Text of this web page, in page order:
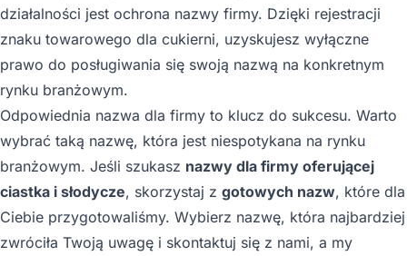
działalności jest ochrona nazwy firmy. Dzięki rejestracji
znaku towarowego dla cukierni, uzyskujesz wyłączne
prawo do posługiwania się swoją nazwą na konkretnym
rynku branżowym.
Odpowiednia nazwa dla firmy to klucz do sukcesu. Warto
wybrać taką nazwę, która jest niespotykana na rynku
branżowym. Jeśli szukasz nazwy dla firmy oferującej
ciastka i słodycze, skorzystaj z gotowych nazw, które dla
Ciebie przygotowaliśmy. Wybierz nazwę, która najbardziej
zwróciła Twoją uwagę i skontaktuj się z nami, a my